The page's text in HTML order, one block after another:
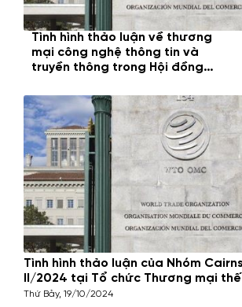
Tình hình thảo luận về thương
mại công nghệ thông tin và
truyền thông trong Hội đồng
chức Thương mại Thế giới
(WTO)Thứ Bảy, 19/10/2024
Tình hình thảo luận của Nhóm
II/2024 tại Tổ chức Thương mại
Thứ Bảy, 19/10/2024